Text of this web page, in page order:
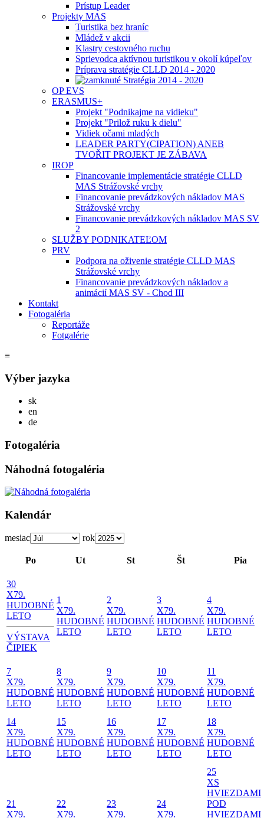
Prístup Leader
Projekty MAS
Turistika bez hraníc
Mládež v akcii
Klastry cestovného ruchu
Sprievodca aktívnou turistikou v okolí kúpeľov
Príprava stratégie CLLD 2014 - 2020
Stratégia 2014 - 2020
OP EVS
ERASMUS+
Projekt "Podnikajme na vidieku"
Projekt "Prilož ruku k dielu"
Vidiek očami mladých
LEADER PARTY(CIPATION) ANEB
TVOŘIT PROJEKT JE ZÁBAVA
IROP
Financovanie implementácie stratégie CLLD
MAS Strážovské vrchy
Financovanie prevádzkových nákladov MAS
Strážovské vrchy
Financovanie prevádzkových nákladov MAS SV
2
SLUŽBY PODNIKATEĽOM
PRV
Podpora na oživenie stratégie CLLD MAS
Strážovské vrchy
Financovanie prevádzkových nákladov a
animácií MAS SV - Chod III
Kontakt
Fotogaléria
Reportáže
Fotgalérie
≡
Výber jazyka
skSlovensky
en
deDeutsch
Fotogaléria
Náhodná fotogaléria
Kalendár
mesiac rok
Po Ut St Št Pia
30
X79.
HUDOBNÉ
LETO
VÝSTAVA
ČIPIEK
1
X79.
HUDOBNÉ
LETO
2
X79.
HUDOBNÉ
LETO
3
X79.
HUDOBNÉ
LETO
4
X79.
HUDOBNÉ
LETO
7
X79.
HUDOBNÉ
LETO
8
X79.
HUDOBNÉ
LETO
9
X79.
HUDOBNÉ
LETO
10
X79.
HUDOBNÉ
LETO
11
X79.
HUDOBNÉ
LETO
14
X79.
HUDOBNÉ
LETO
15
X79.
HUDOBNÉ
LETO
16
X79.
HUDOBNÉ
LETO
17
X79.
HUDOBNÉ
LETO
18
X79.
HUDOBNÉ
LETO
21
X79.
22
X79.
23
X79.
24
X79.
25
XS
HVIEZDAMI
POD
HVIEZDAMI